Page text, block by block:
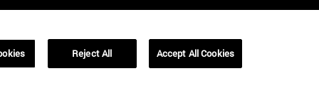
01321001 Bela Vista Brasil
Reject All Accept All Cookies